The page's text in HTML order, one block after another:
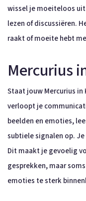
wissel je moeiteloos
lezen of discussiëren.
raakt of moeite hebt
Mercurius
Staat jouw Mercurius in
verloopt je
beelden en emoties,
subtiele signalen op.
Dit maakt je gevoelig
gesprekken, maar
emoties te sterk